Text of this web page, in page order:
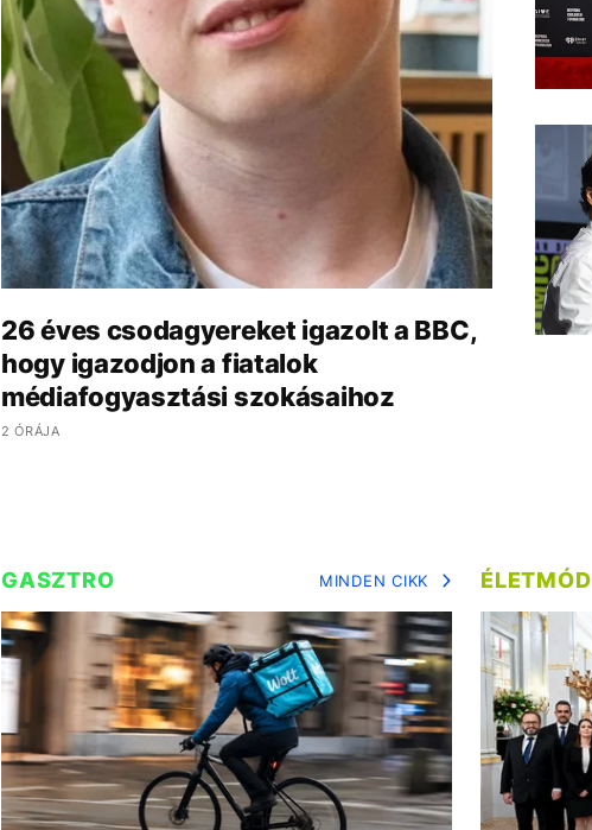
26 éves csodagyereket igazolt a BBC,
hogy igazodjon a fiatalok
médiafogyasztási szokásaihoz
2 ÓRÁJA
GASZTRO MINDEN CIKK ÉLETMÓD